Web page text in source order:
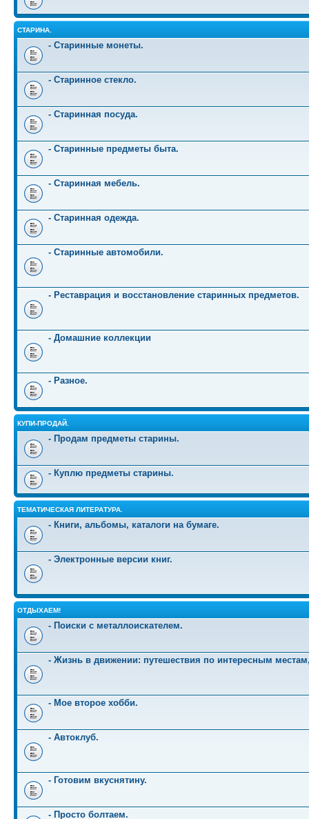
СТАРИНА.
- Старинные монеты.
- Старинное стекло.
- Старинная посуда.
- Старинные предметы быта.
- Старинная мебель.
- Старинная одежда.
- Старинные автомобили.
- Реставрация и восстановление старинных предметов.
- Домашние коллекции
- Разное.
КУПИ-ПРОДАЙ.
- Продам предметы старины.
- Куплю предметы старины.
ТЕМАТИЧЕСКАЯ ЛИТЕРАТУРА.
- Книги, альбомы, каталоги на бумаге.
- Электронные версии книг.
ОТДЫХАЕМ!
- Поиски с металлоискателем.
- Жизнь в движении: путешествия по интересным
- Мое второе хобби.
- Автоклуб.
- Готовим вкуснятину.
- Просто болтаем.